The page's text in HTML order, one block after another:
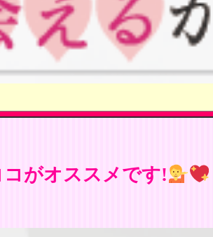
がオススメです!